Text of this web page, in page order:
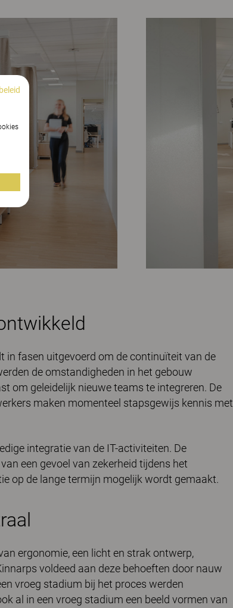
in fasen uitgevoerd om de continuïteit van de
de omstandigheden in het gebouw
om geleidelijk nieuwe teams te integreren. De
maken momenteel stapsgewijs kennis met
integratie van de IT-activiteiten. De
een gevoel van zekerheid tijdens het
op de lange termijn mogelijk wordt gemaakt.
ergonomie, een licht en strak ontwerp,
voldeed aan deze behoeften door nauw
vroeg stadium bij het proces werden
al in een vroeg stadium een beeld vormen van